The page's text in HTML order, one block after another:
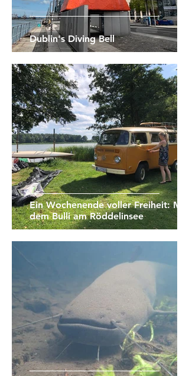
Dublin's Diving Bell
Ein Wochenende voller Freiheit: Mit
dem Bulli am Röddelinsee